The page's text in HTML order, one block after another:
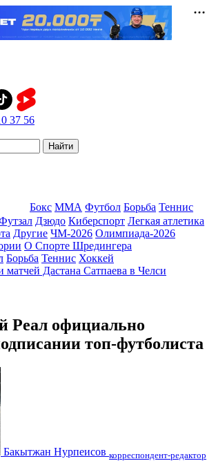
37 56
Найти
Бокс ММА Футбол Борьба Теннис
Дзюдо Киберспорт Легкая атлетика
Другие ЧМ-2026 Олимпиада-2026
О Спорте Шредингера
Борьба Теннис Хоккей
матчей Дастана Сатпаева в Челси
Реал официально
топ-футболиста
Бакытжан Нурпеисов корреспондент-редактор